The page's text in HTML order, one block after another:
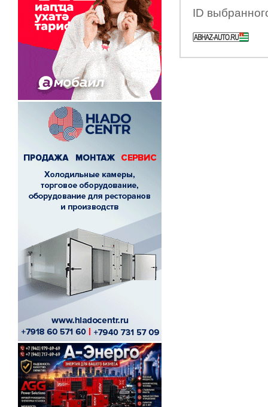
ID